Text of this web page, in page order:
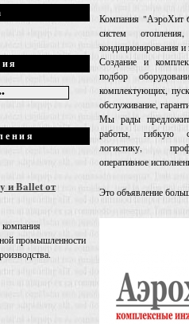
и Ballet от
промышленности
Компания "АэроХит
систем
кондиционирования и
Создание и
подбор
комплектующих,
обслуживание,
Мы рады
работы, гибкую
логистику,
оперативное
Это объявление